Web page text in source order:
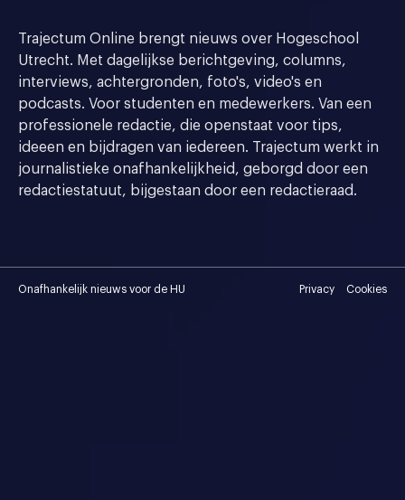
Trajectum Online brengt nieuws over Hogeschool
Utrecht. Met dagelijkse berichtgeving, columns,
interviews, achtergronden, foto's, video's en
podcasts. Voor studenten en medewerkers. Van een
professionele redactie, die openstaat voor tips,
ideeen en bijdragen van iedereen. Trajectum werkt in
journalistieke onafhankelijkheid, geborgd door een
redactiestatuut, bijgestaan door een redactieraad.
Onafhankelijk nieuws voor de HU Privacy Cookies